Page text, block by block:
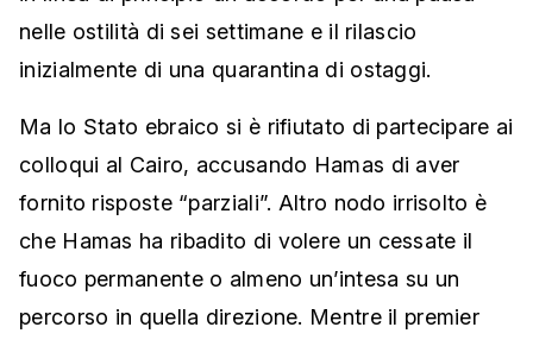
nelle ostilità di sei settimane e il rilascio
inizialmente di una quarantina di ostaggi.
Ma lo Stato ebraico si è rifiutato di partecipare ai
colloqui al Cairo, accusando Hamas di aver
fornito risposte “parziali”. Altro nodo irrisolto è
che Hamas ha ribadito di volere un cessate il
fuoco permanente o almeno un’intesa su un
percorso in quella direzione. Mentre il premier